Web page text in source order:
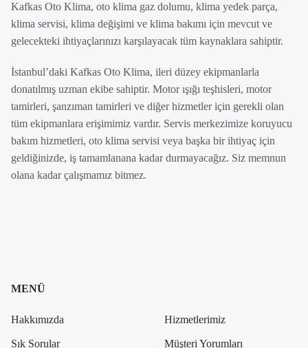
Kafkas Oto Klima, oto klima gaz dolumu, klima yedek parça,
klima servisi, klima değişimi ve klima bakımı için mevcut ve
gelecekteki ihtiyaçlarınızı karşılayacak tüm kaynaklara sahiptir.
İstanbul’daki Kafkas Oto Klima, ileri düzey ekipmanlarla
donatılmış uzman ekibe sahiptir. Motor ışığı teşhisleri, motor
tamirleri, şanzıman tamirleri ve diğer hizmetler için gerekli olan
tüm ekipmanlara erişimimiz vardır. Servis merkezimize koruyucu
bakım hizmetleri, oto klima servisi veya başka bir ihtiyaç için
geldiğinizde, iş tamamlanana kadar durmayacağız. Siz memnun
olana kadar çalışmamız bitmez.
MENÜ
Hakkımızda Hizmetlerimiz
Sık Sorular Müşteri Yorumları